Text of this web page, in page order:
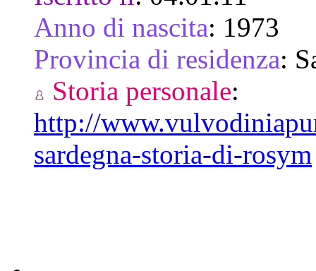
Anno di nascita: 1973
Provincia di residenza:
Storia personale:
http://
sardegna-storia-di-rosym